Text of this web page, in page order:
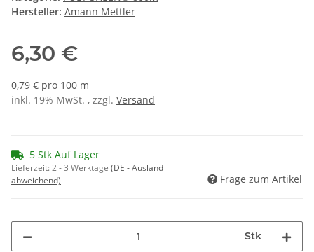
Hersteller: Amann Mettler
6,30 €
0,79 € pro 100 m
inkl. 19% MwSt. , zzgl. Versand
5 Stk Auf Lager
Lieferzeit:2 - 3 Werktage (DE - Ausland
abweichend)
Frage zum Artikel
Stk